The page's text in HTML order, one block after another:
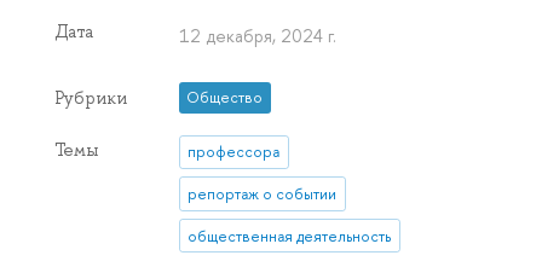
Дата 12 декабря, 2024 г.
Рубрики Общество
Темы профессора
репортаж о событии
общественная деятельность